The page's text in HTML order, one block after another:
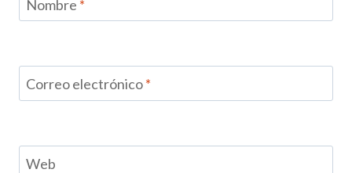
Nombre *
Correo electrónico*
Web